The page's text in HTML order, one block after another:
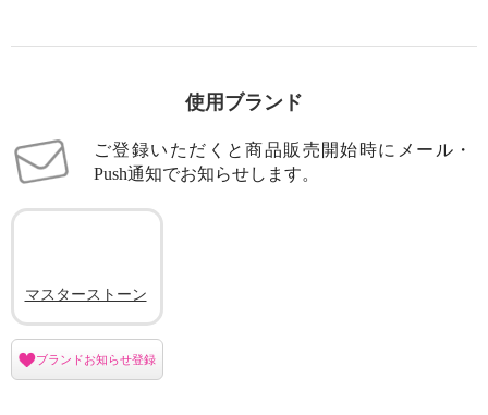
使用ブランド
ご登録いただくと商品販売開始時にメール・
Push通知でお知らせします。
マスターストーン
ブランドお知らせ登録